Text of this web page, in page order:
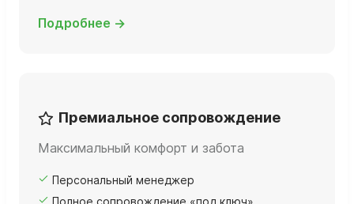
Подробнее →
Премиальное сопровождение
Максимальный комфорт и забота
Персональный менеджер
Полное сопровождение «под ключ»